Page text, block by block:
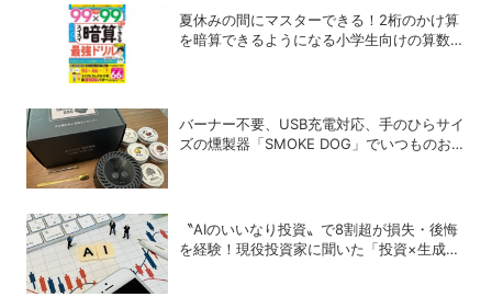
夏休みの間にマスターできる！2桁のかけ算
を暗算できるようになる小学生向けの算数ド
バーナー不要、USB充電対応、手のひらサイ
ズの燻製器「SMOKE DOG」でいつものお
〝AIのいいなり投資〟で8割超が損失・後悔
を経験！現役投資家に聞いた「投資×生成